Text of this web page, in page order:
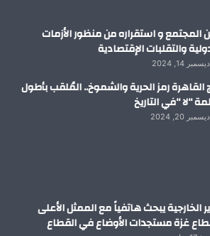
المجتمع و استقراره من منظور الأزمات
والتقلبات الإقتصادية
ديسمبر 14, 2024
القاهرة رمز الحرية والشموخ.. المُلقب بأطول
“لا “في التاريخ
ديسمبر 20, 2024
الخارجية يبحث هاتفياً مع الممثل الأعلى
غزة مستجدات الأوضاع في القطاع